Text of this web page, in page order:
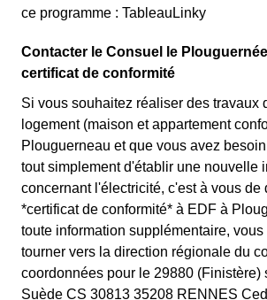
ce programme : TableauLinky
Contacter le Consuel le
certificat de conformité
Si vous souhaitez réaliser des travaux
logement (maison et appartement
Plouguerneau et que vous avez
tout simplement d'établir une nouvelle
concernant l'électricité, c'est à vous de
*certificat de conformité* à EDF à
toute information supplémentaire,
tourner vers la direction régionale du
coordonnées pour le 29880 (Finistère)
Suède CS 30813 35208 RENNES